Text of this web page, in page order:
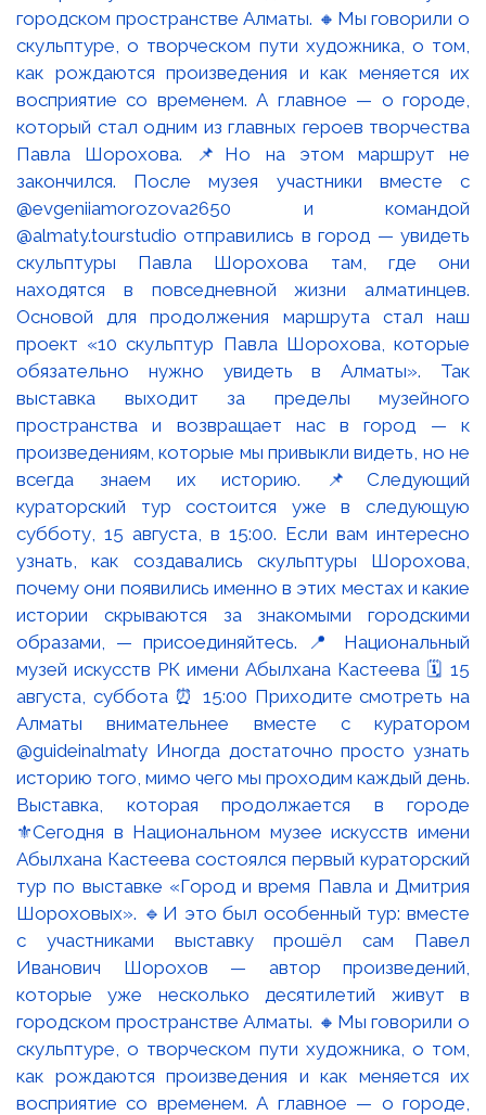
Выставка, которая продолжается в городе
⚜️Сегодня в Национальном музее искусств имени
Абылхана Кастеева состоялся первый кураторский
тур по выставке «Город и время Павла и Дмитрия
Шороховых». 🔹И это был особенный тур: вместе
с участниками выставку прошёл сам Павел
Иванович Шорохов — автор произведений,
которые уже несколько десятилетий живут в
городском пространстве Алматы. 🔸Мы говорили о
скульптуре, о творческом пути художника, о том,
как рождаются произведения и как меняется их
восприятие со временем. А главное — о городе,